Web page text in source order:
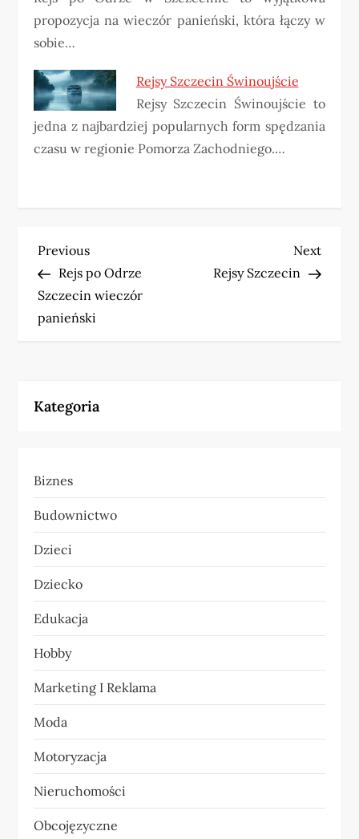
propozycja na wieczór panieński, która łączy w
sobie…
Rejsy Szczecin Świnoujście
Rejsy Szczecin Świnoujście to
jedna z najbardziej popularnych form spędzania
czasu w regionie Pomorza Zachodniego.…
N
a
w
g
c
j
a
w
p
i
s
u
Previous
Post
Previous
Rejs po Odrze
Szczecin wieczór
panieński
Next
Post
Next
Rejsy Szczecin
Kategoria
Biznes
Budownictwo
Dzieci
Dziecko
Edukacja
Hobby
Marketing I Reklama
Moda
Motoryzacja
Nieruchomości
Obcojęzyczne